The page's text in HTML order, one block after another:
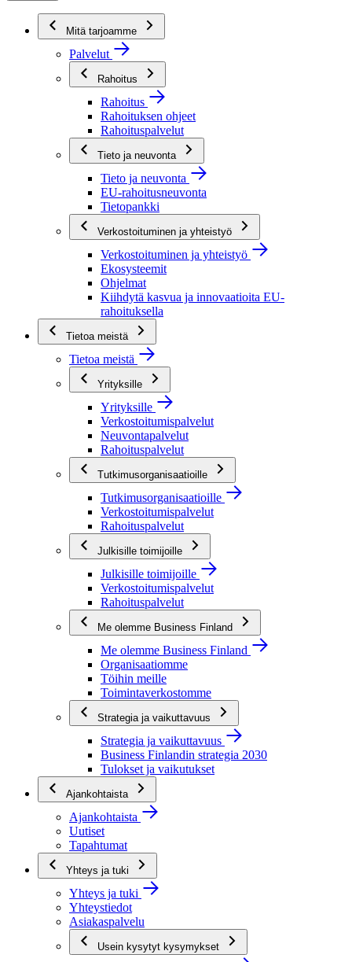
Mitä tarjoamme
Palvelut
Rahoitus
Rahoitus
Rahoituksen ohjeet
Rahoituspalvelut
Tieto ja neuvonta
Tieto ja neuvonta
EU-rahoitusneuvonta
Tietopankki
Verkostoituminen ja yhteistyö
Verkostoituminen ja yhteistyö
Ekosysteemit
Ohjelmat
Kiihdytä kasvua ja innovaatioita EU-
rahoituksella
Tietoa meistä
Tietoa meistä
Yrityksille
Yrityksille
Verkostoitumispalvelut
Neuvontapalvelut
Rahoituspalvelut
Tutkimusorganisaatioille
Tutkimusorganisaatioille
Verkostoitumispalvelut
Rahoituspalvelut
Julkisille toimijoille
Julkisille toimijoille
Verkostoitumispalvelut
Rahoituspalvelut
Me olemme Business Finland
Me olemme Business Finland
Organisaatiomme
Töihin meille
Toimintaverkostomme
Strategia ja vaikuttavuus
Strategia ja vaikuttavuus
Business Finlandin strategia 2030
Tulokset ja vaikutukset
Ajankohtaista
Ajankohtaista
Uutiset
Tapahtumat
Yhteys ja tuki
Yhteys ja tuki
Yhteystiedot
Asiakaspalvelu
Usein kysytyt kysymykset